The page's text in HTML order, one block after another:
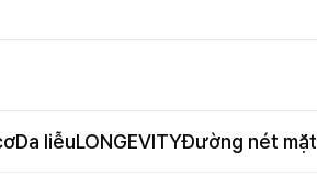
Da liễuLONGEVITYĐường nét mặt